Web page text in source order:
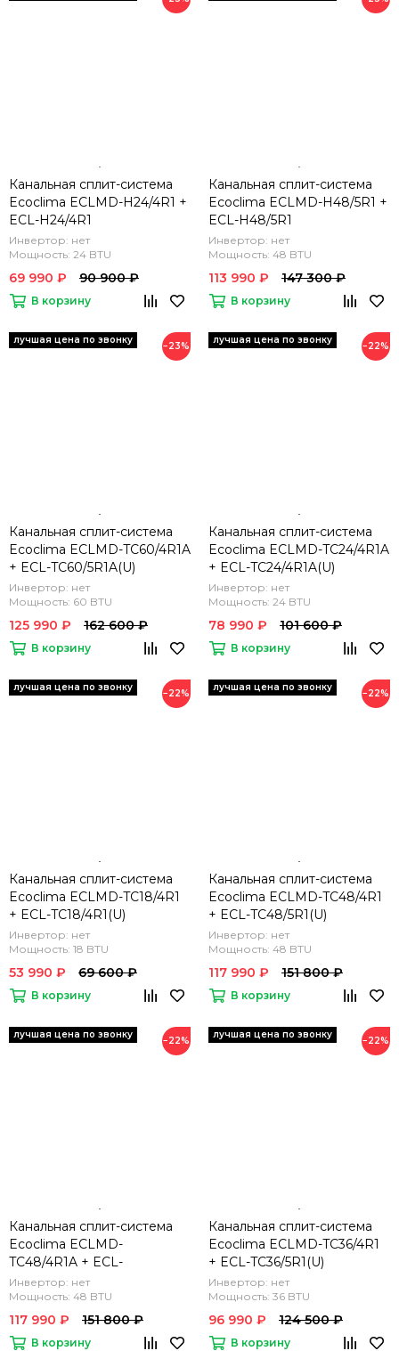
Канальная сплит-система
Ecoclima ECLMD-H24/4R1 +
ECL-H24/4R1
Инвертор: нет
Мощность: 24 BTU
69 990 ₽ 90 900 ₽
В корзину
Канальная сплит-система
Ecoclima ECLMD-H48/5R1 +
ECL-H48/5R1
Инвертор: нет
Мощность: 48 BTU
113 990 ₽ 147 300 ₽
В корзину
−23%
Канальная сплит-система
Ecoclima ECLMD-TC60/4R1A
+ ECL-TC60/5R1A(U)
Инвертор: нет
Мощность: 60 BTU
125 990 ₽ 162 600 ₽
В корзину
−22%
Канальная сплит-система
Ecoclima ECLMD-TC24/4R1A
+ ECL-TC24/4R1A(U)
Инвертор: нет
Мощность: 24 BTU
78 990 ₽ 101 600 ₽
В корзину
−22%
Канальная сплит-система
Ecoclima ECLMD-TC18/4R1
+ ECL-TC18/4R1(U)
Инвертор: нет
Мощность: 18 BTU
53 990 ₽ 69 600 ₽
В корзину
−22%
Канальная сплит-система
Ecoclima ECLMD-TC48/4R1
+ ECL-TC48/5R1(U)
Инвертор: нет
Мощность: 48 BTU
117 990 ₽ 151 800 ₽
В корзину
−22%
Канальная сплит-система
Ecoclima ECLMD-
TC48/4R1A + ECL-
TC48/5R1A(U)
Инвертор: нет
Мощность: 48 BTU
117 990 ₽ 151 800 ₽
В корзину
−22%
Канальная сплит-система
Ecoclima ECLMD-TC36/4R1
+ ECL-TC36/5R1(U)
Инвертор: нет
Мощность: 36 BTU
96 990 ₽ 124 500 ₽
В корзину